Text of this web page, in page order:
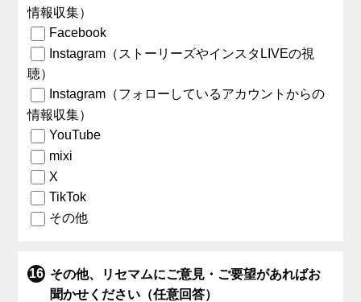
情報収集）
Facebook
Instagram（ストーリーズやインスタLIVEの視
聴）
Instagram（フォローしているアカウントからの
情報収集）
YouTube
mixi
X
TikTok
その他
その他、リセマムにご意見・ご要望があればお
聞かせください（任意回答）